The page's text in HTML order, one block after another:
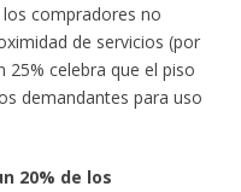
compradores no
de servicios (por
25% celebra que el piso
demandantes para uso
20% de los